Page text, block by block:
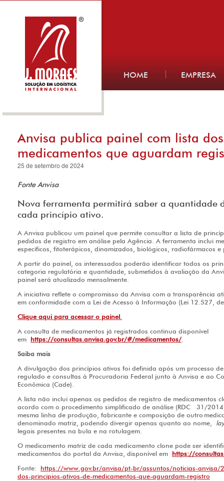
HOME EMPRESA
Anvisa publica painel com lista
medicamentos que aguardam
25 de setembro de 2024
Fonte Anvisa
Nova ferramenta permitirá saber a quantidade
cada princípio ativo.
A Anvisa publicou um painel que permite consultar a lista de
pedidos de registro em análise pela Agência. A ferramenta inclui
específicos, fitoterápicos, dinamizados, biológicos, radiofármacos
A partir do painel, os interessados poderão identificar todos os
categoria regulatória e quantidade, submetidos à avaliação da
painel será atualizado mensalmente.
A iniciativa reflete o compromisso da Anvisa com a transparência
em conformidade com a Lei de Acesso à Informação (Lei 12.527,
Clique aqui para acessar o painel.
A consulta de medicamentos já registrados continua disponível
em https://consultas.anvisa.gov.br/#/medicamentos/.
Saiba mais
A divulgação dos princípios ativos foi definida após um processo
regulado e consultas à Procuradoria Federal junto à Anvisa e ao
Econômica (Cade).
A lista não inclui apenas os pedidos de registro de medicamentos
acordo com o procedimento simplificado de análise (RDC 31/
mesma linha de produção, fabricante e composição de outro
denominado matriz, podendo divergir apenas quanto ao nome,
legais presentes na bula e na rotulagem.
O medicamento matriz de cada medicamento clone pode ser
medicamentos do portal da Anvisa, disponível em https://
Fonte: https://www.gov.br/anvisa/pt-br/assuntos/noticias-anvisa/
dos-principios-ativos-de-medicamentos-que-aguardam-registro